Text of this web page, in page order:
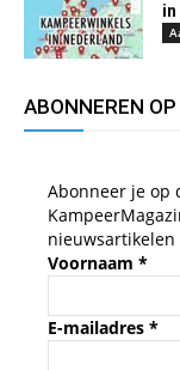
in
ABONNEREN
Abonneer je op
Voornaam *
E-mailadres *